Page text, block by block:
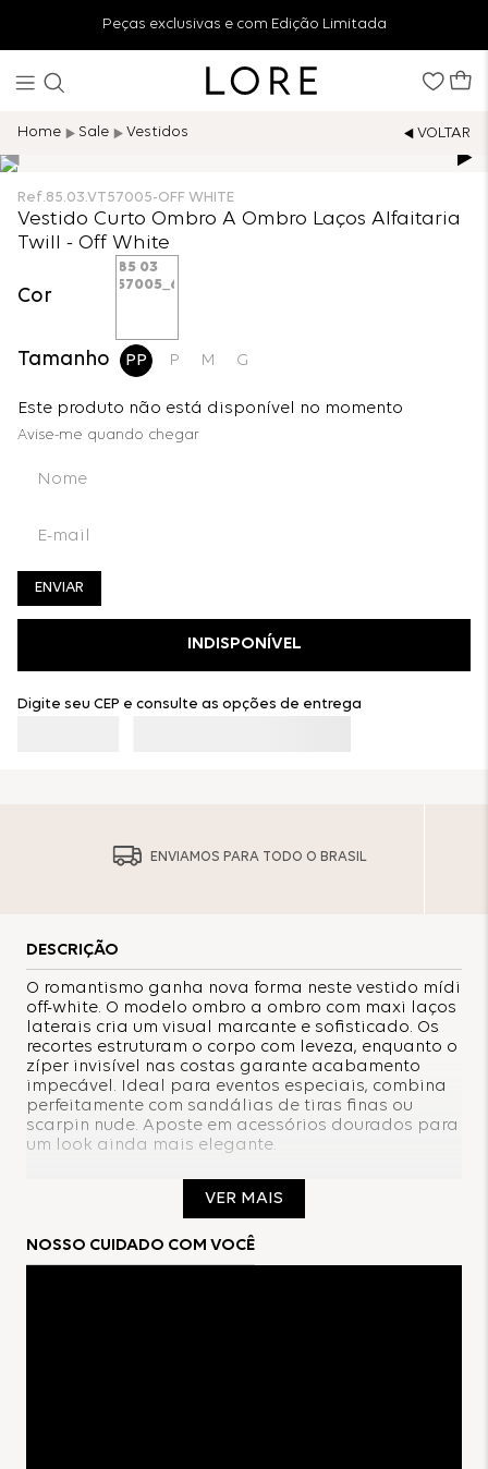
Peças exclusivas e com Edição Limitada
Sale Vestidos
Ref.85.03.VT57005-OFF WHITE
Vestido Curto Ombro A Ombro Laços Alfaitaria
Twill - Off White
Cor
Tamanho PP P M G
Este produto não está disponível no momento
ENVIAR
INDISPONÍVEL
Digite seu CEP e consulte as opções de entrega
ENVIAMOS PARA TODO O BRASIL
DESCRIÇÃO
O romantismo ganha nova forma neste vestido mídi
off-white. O modelo ombro a ombro com maxi laços
laterais cria um visual marcante e sofisticado. Os
recortes estruturam o corpo com leveza, enquanto o
zíper invisível nas costas garante acabamento
impecável. Ideal para eventos especiais, combina
perfeitamente com sandálias de tiras finas ou
scarpin nude. Aposte em acessórios dourados para
um look ainda mais elegante.
Forro: 100% Poliéster
VER MAIS
NOSSO CUIDADO COM VOCÊ